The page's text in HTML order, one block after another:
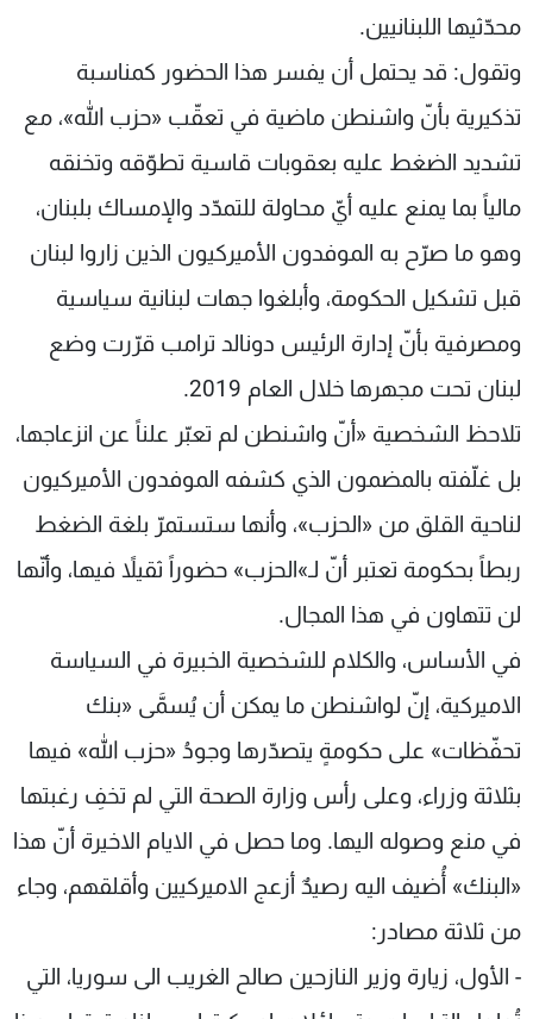
محدّثيها اللبنانيين.
وتقول: قد يحتمل أن يفسر هذا الحضور كمناسبة
تذكيرية بأنّ واشنطن ماضية في تعقّب «حزب الله»، مع
تشديد الضغط عليه بعقوبات قاسية تطوّقه وتخنقه
مالياً بما يمنع عليه أيّ محاولة للتمدّد والإمساك بلبنان،
وهو ما صرّح به الموفدون الأميركيون الذين زاروا لبنان
قبل تشكيل الحكومة، وأبلغوا جهات لبنانية سياسية
ومصرفية بأنّ إدارة الرئيس دونالد ترامب قرّرت وضع
لبنان تحت مجهرها خلال العام 2019.
تلاحظ الشخصية «أنّ واشنطن لم تعبّر علناً عن انزعاجها،
بل غلّفته بالمضمون الذي كشفه الموفدون الأميركيون
لناحية القلق من «الحزب»، وأنها ستستمرّ بلغة الضغط
ربطاً بحكومة تعتبر أنّ لـ»الحزب» حضوراً ثقيلاً فيها، وأنّها
لن تتهاون في هذا المجال.
في الأساس، والكلام للشخصية الخبيرة في السياسة
الاميركية، إنّ لواشنطن ما يمكن أن يُسمَّى «بنك
تحفّظات» على حكومةٍ يتصدّرها وجودُ «حزب الله» فيها
بثلاثة وزراء، وعلى رأس وزارة الصحة التي لم تخفِ رغبتها
في منع وصوله اليها. وما حصل في الايام الاخيرة أنّ هذا
«البنك» أُضيف اليه رصيدٌ أزعج الاميركيين وأقلقهم، وجاء
من ثلاثة مصادر:
- الأول، زيارة وزير النازحين صالح الغريب الى سوريا، التي